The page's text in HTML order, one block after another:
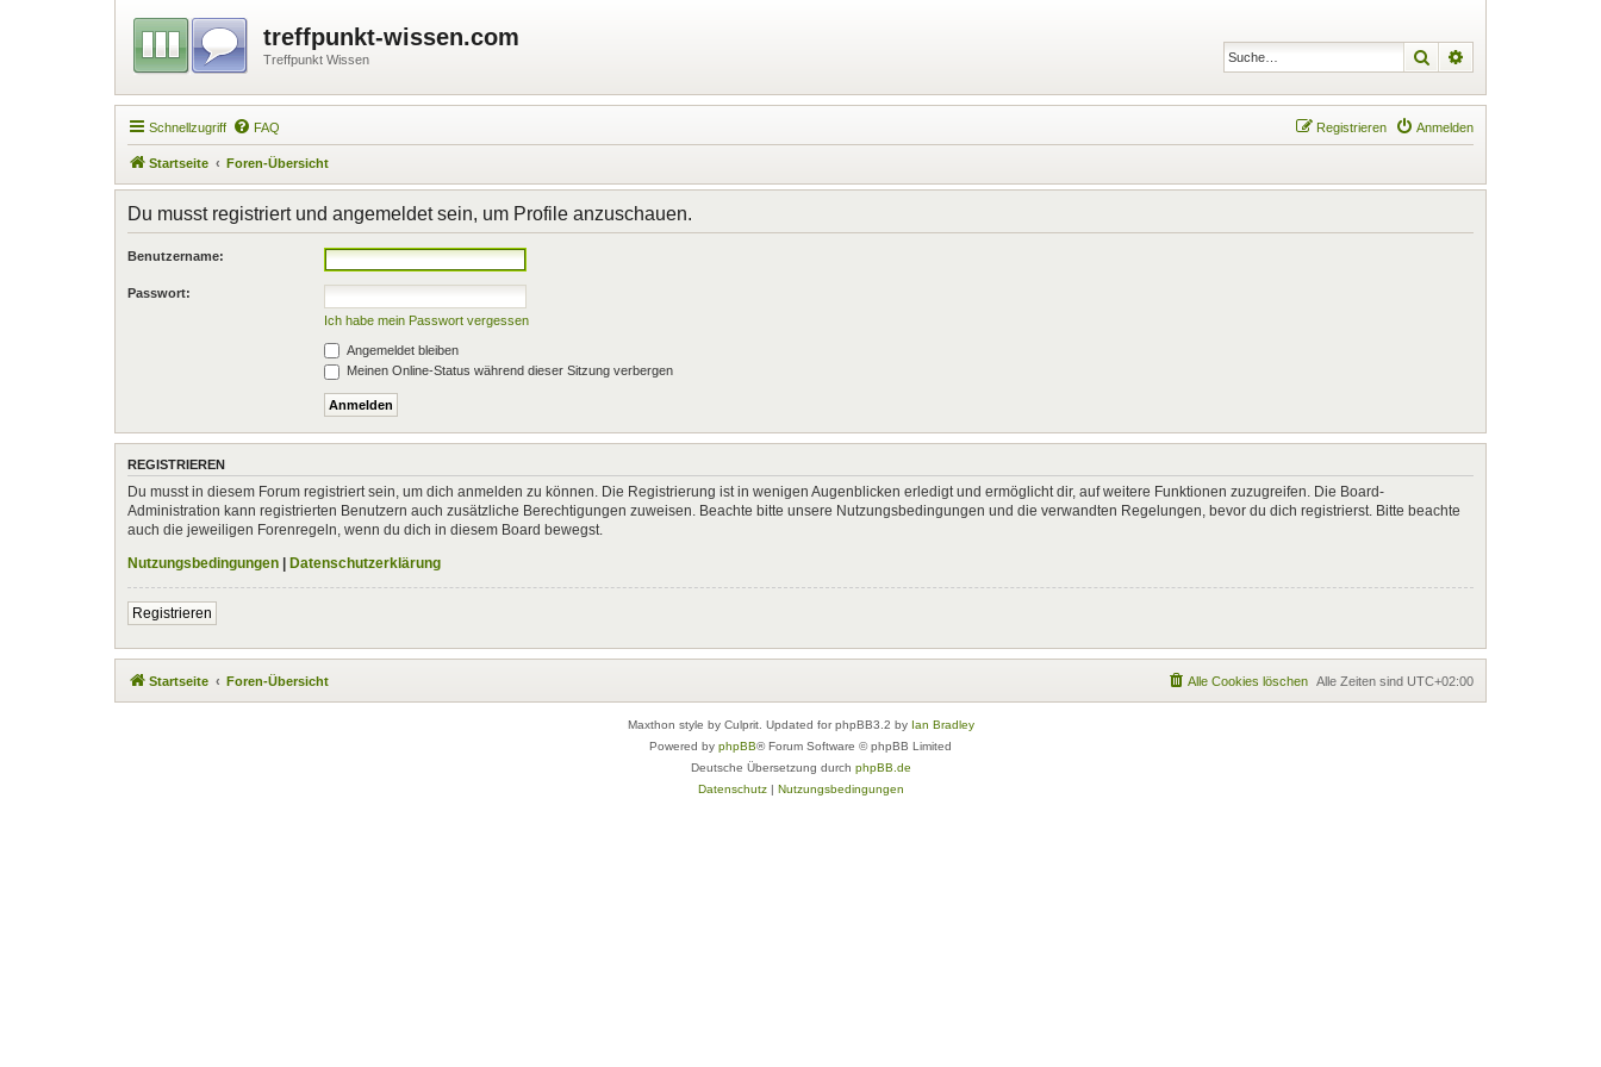
treffpunkt-wissen.com
Treffpunkt Wissen Suche
Schnellzugriff FAQ Anmelden
Registrieren
Startseite Foren-Übersicht
Du musst registriert und angemeldet sein, um Profile anzuschauen.
Benutzername:
Passwort:
Ich habe mein Passwort vergessen
Angemeldet bleiben
Meinen Online-Status während dieser Sitzung verbergen
REGISTRIEREN
Du musst in diesem Forum registriert sein, um dich anmelden zu können. Die Registrierung ist in wenigen Augenblicken erledigt und ermöglicht dir, auf weitere Funktionen zuzugreifen. Die Board-
Administration kann registrierten Benutzern auch zusätzliche Berechtigungen zuweisen. Beachte bitte unsere Nutzungsbedingungen und die verwandten Regelungen, bevor du dich registrierst. Bitte beachte
auch die jeweiligen Forenregeln, wenn du dich in diesem Board bewegst.
Nutzungsbedingungen
Datenschutzerklärung
Registrieren
Startseite Foren-Übersicht Alle Zeiten sind UTC+02:00
Alle Cookies löschen
Maxthon style by Culprit. Updated for phpBB3.2 by Ian Bradley
Powered by phpBB® Forum Software © phpBB Limited
Deutsche Übersetzung durch phpBB.de
Datenschutz| Nutzungsbedingungen